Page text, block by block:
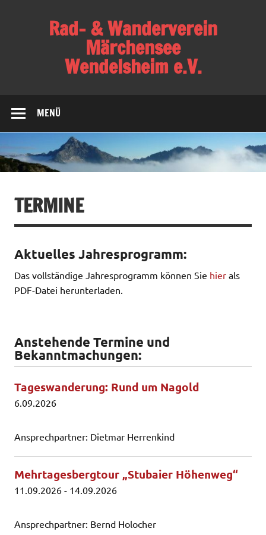
Rad- & Wanderverein
Märchensee
Wendelsheim e.V.
MENÜ
TERMINE
Aktuelles Jahresprogramm:
Das vollständige Jahresprogramm können Sie hier als
PDF-Datei herunterladen.
Anstehende Termine und
Bekanntmachungen:
Tageswanderung: Rund um Nagold
6.09.2026
Ansprechpartner: Dietmar Herrenkind
Mehrtagesbergtour „Stubaier Höhenweg“
11.09.2026 - 14.09.2026
Ansprechpartner: Bernd Holocher